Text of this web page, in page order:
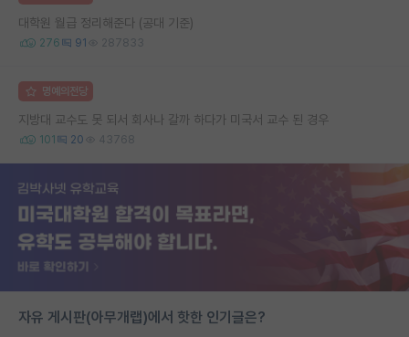
대학원 월급 정리해준다 (공대 기준)
276 91 287833
명예의전당
지방대 교수도 못 되서 회사나 갈까 하다가 미국서 교수 된 경우
101 20 43768
자유 게시판(아무개랩)에서 핫한 인기글은?